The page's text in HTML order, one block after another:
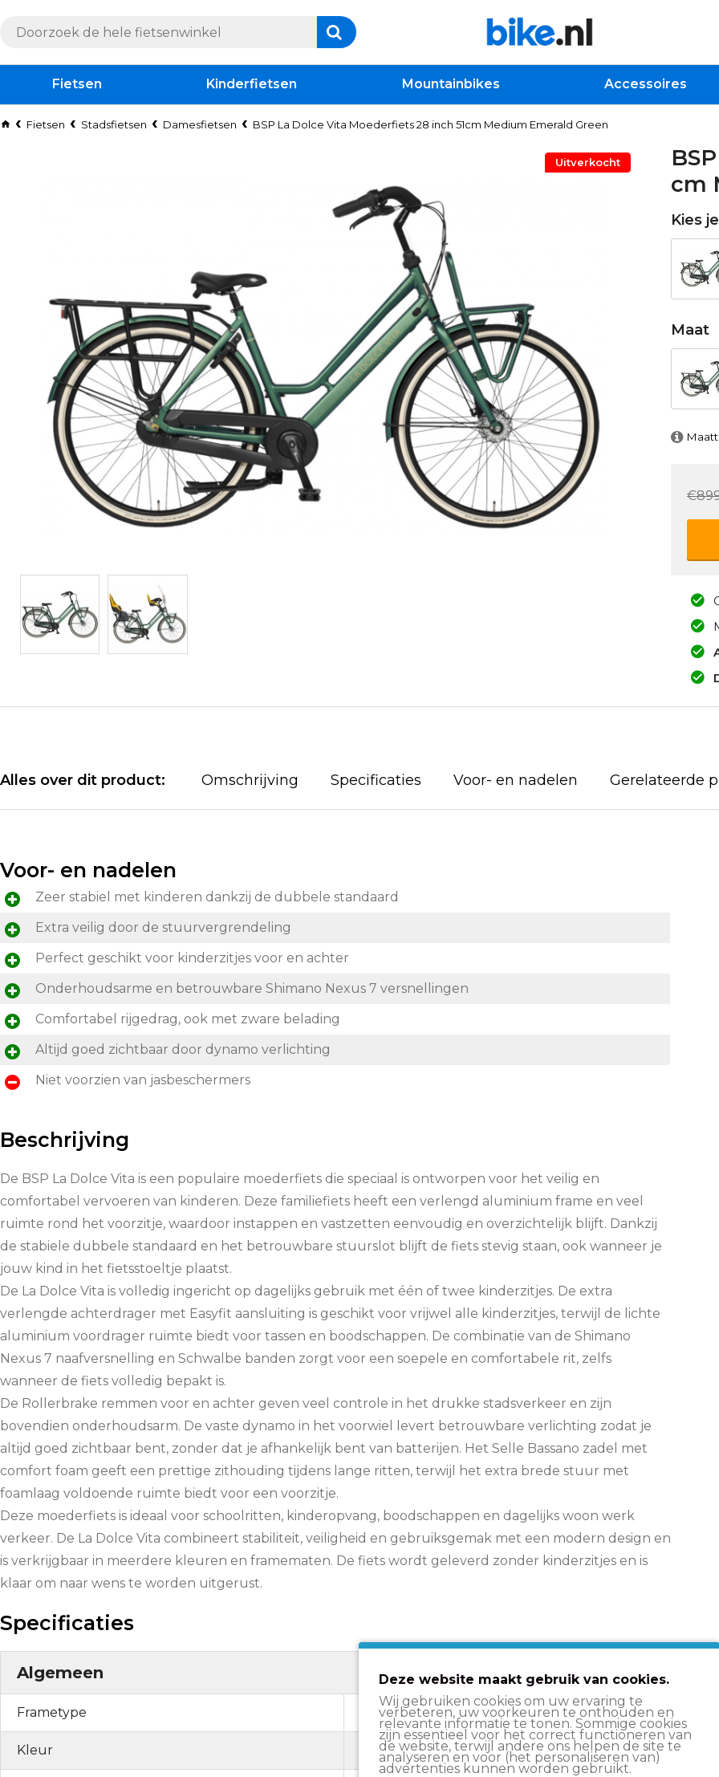
Fietsen Kinderfietsen Mountainbikes Accessoires
Fietsen Stadsfietsen Damesfietsen BSP La Dolce Vita Moederfiets 28 inch 51cm Medium Emerald Green
Uitverkocht
cm
Kies
Maat
Alles over dit product: Omschrijving Specificaties Voor- en nadelen Gerelateerde
Voor- en nadelen
Zeer stabiel met kinderen dankzij de dubbele standaard
Extra veilig door de stuurvergrendeling
Perfect geschikt voor kinderzitjes voor en achter
Onderhoudsarme en betrouwbare Shimano Nexus 7 versnellingen
Comfortabel rijgedrag, ook met zware belading
Altijd goed zichtbaar door dynamo verlichting
Niet voorzien van jasbeschermers
Beschrijving
De BSP La Dolce Vita is een populaire moederfiets die speciaal is ontworpen voor het veilig en
comfortabel vervoeren van kinderen. Deze familiefiets heeft een verlengd aluminium frame en veel
ruimte rond het voorzitje, waardoor instappen en vastzetten eenvoudig en overzichtelijk blijft. Dankzij
de stabiele dubbele standaard en het betrouwbare stuurslot blijft de fiets stevig staan, ook wanneer je
jouw kind in het fietsstoeltje plaatst.
De La Dolce Vita is volledig ingericht op dagelijks gebruik met één of twee kinderzitjes. De extra
verlengde achterdrager met Easyfit aansluiting is geschikt voor vrijwel alle kinderzitjes, terwijl de lichte
aluminium voordrager ruimte biedt voor tassen en boodschappen. De combinatie van de Shimano
Nexus 7 naafversnelling en Schwalbe banden zorgt voor een soepele en comfortabele rit, zelfs
wanneer de fiets volledig bepakt is.
De Rollerbrake remmen voor en achter geven veel controle in het drukke stadsverkeer en zijn
bovendien onderhoudsarm. De vaste dynamo in het voorwiel levert betrouwbare verlichting zodat je
altijd goed zichtbaar bent, zonder dat je afhankelijk bent van batterijen. Het Selle Bassano zadel met
comfort foam geeft een prettige zithouding tijdens lange ritten, terwijl het extra brede stuur met
foamlaag voldoende ruimte biedt voor een voorzitje.
Deze moederfiets is ideaal voor schoolritten, kinderopvang, boodschappen en dagelijks woon werk
verkeer. De La Dolce Vita combineert stabiliteit, veiligheid en gebruiksgemak met een modern design en
is verkrijgbaar in meerdere kleuren en framematen. De fiets wordt geleverd zonder kinderzitjes en is
klaar om naar wens te worden uitgerust.
Specificaties
Algemeen
Frametype Damesfiets
Kleur Groen
Deze website maakt gebruik van cookies.
Wij gebruiken cookies om uw ervaring te
verbeteren, uw voorkeuren te onthouden en
relevante informatie te tonen. Sommige cookies
zijn essentieel voor het correct functioneren van
de website, terwijl andere ons helpen de site te
analyseren en voor (het personaliseren van)
advertenties kunnen worden gebruikt.